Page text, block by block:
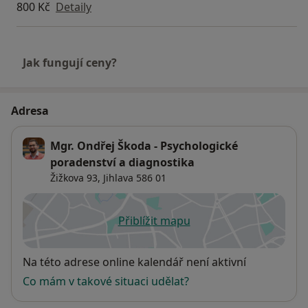
800 Kč Detaily
Jak fungují ceny?
Adresa
Mgr. Ondřej Škoda - Psychologické
poradenství a diagnostika
Žižkova 93, Jihlava 586 01
Přiblížit mapuse otevře v nové záložce
Dostupnost
Na této adrese online kalendář není aktivní
Co mám v takové situaci udělat?